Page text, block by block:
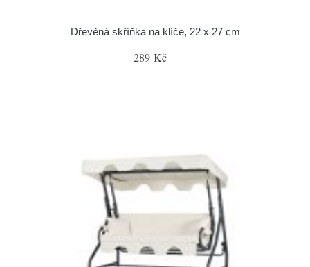
Dřevěná skříňka na klíče, 22 x 27 cm
289 Kč